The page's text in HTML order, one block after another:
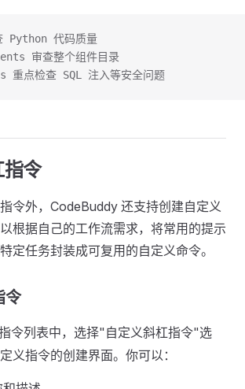
代码质量
审查整个组件目录
点检查 SQL 注入等安全问题
指令
令外，CodeBuddy 还支持创建自定义
根据自己的工作流需求，将常用的提示
定任务封装成可复用的自定义命令。
令
令列表中，选择"自定义斜杠指令"选
义指令的创建界面。你可以：